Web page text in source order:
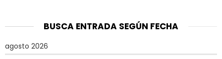
BUSCA ENTRADA SEGÚN FECHA
agosto 2026